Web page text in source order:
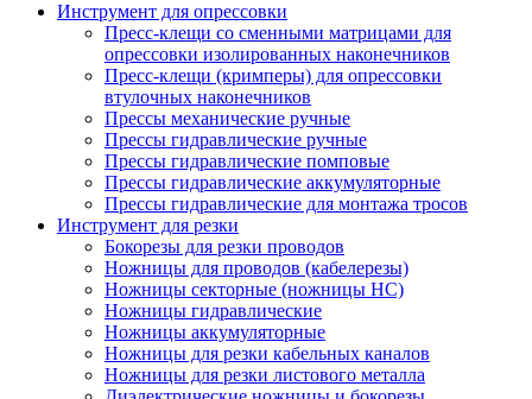
Инструмент для опрессовки
Пресс-клещи со сменными матрицами для
опрессовки изолированных наконечников
Пресс-клещи (кримперы) для опрессовки
втулочных наконечников
Прессы механические ручные
Прессы гидравлические ручные
Прессы гидравлические помповые
Прессы гидравлические аккумуляторные
Прессы гидравлические для монтажа тросов
Инструмент для резки
Бокорезы для резки проводов
Ножницы для проводов (кабелерезы)
Ножницы секторные (ножницы НС)
Ножницы гидравлические
Ножницы аккумуляторные
Ножницы для резки кабельных каналов
Ножницы для резки листового металла